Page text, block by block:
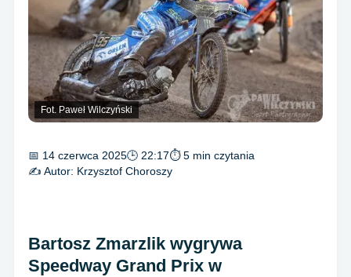
Fot. Paweł Wilczyński
📅 14 czerwca 2025🕒 22:17⏱ 5 min czytania
✍️ Autor: Krzysztof Choroszy
Bartosz Zmarzlik wygrywa
Speedway Grand Prix w